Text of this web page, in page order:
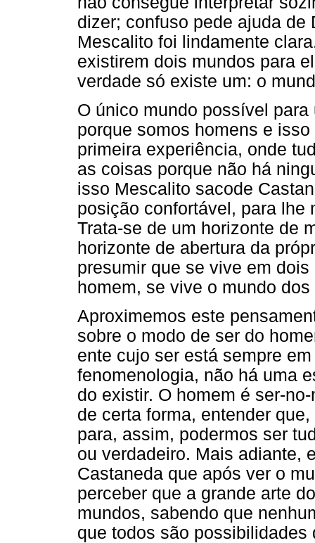
dizer; confuso pede ajuda
Mescalito foi lindamente
existirem dois mundos para
verdade só existe um: o
O único mundo possível
porque somos homens e
primeira experiência, onde
as coisas porque não há
isso Mescalito sacode
posição confortável, para lhe
Trata-se de um horizonte de
horizonte de abertura da
presumir que se vive em
homem, se vive o mundo
Aproximemos este
sobre o modo de ser do
ente cujo ser está sempre
fenomenologia, não há uma
do existir. O homem é ser-
de certa forma, entender
para, assim, podermos ser
ou verdadeiro. Mais adiante,
Castaneda que após ver o
perceber que a grande arte
mundos, sabendo que
que todos são possibilidades